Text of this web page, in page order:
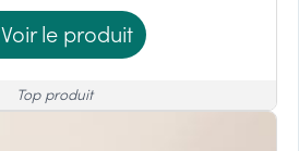
Voir le produit
Top produit